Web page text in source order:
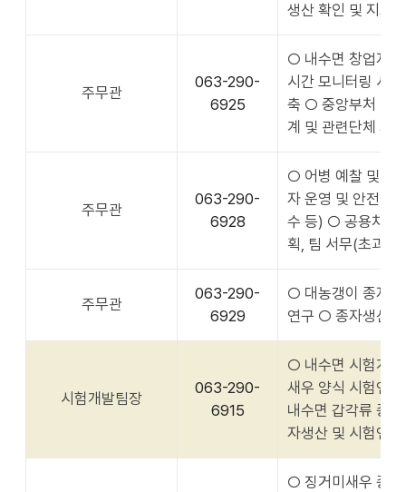
생산 확인 및 지도·
주무관
063-290-
6925
○ 내수면 창업지
시간 모니터링 시
축 ○ 중앙부처 및
계 및 관련단체 자
주무관
063-290-
6928
○ 어병 예찰 및 수
자 운영 및 안전관
수 등) ○ 공용차량
획, 팀 서무(초과근
주무관
063-290-
6929
○ 대농갱이 종자
연구 ○ 종자생산
시험개발팀장
063-290-
6915
○ 내수면 시험개
새우 양식 시험연
내수면 갑각류 종
자생산 및 시험연
○ 징거미새우 종